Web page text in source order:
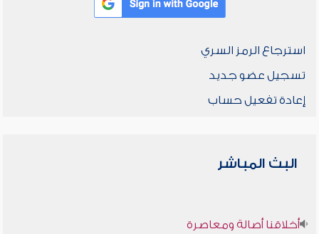
استرجاع الرمز السري
تسجيل عضو جديد
إعادة تفعيل حساب
البث المباشر
أخلاقنا أصالة ومعاصرة